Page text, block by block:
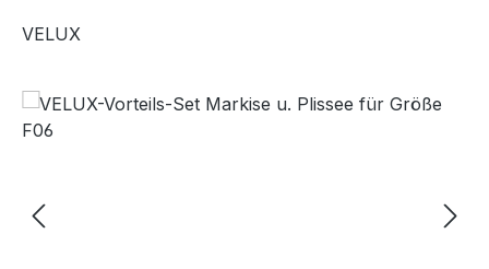
VELUX
Bildergalerie überspringen